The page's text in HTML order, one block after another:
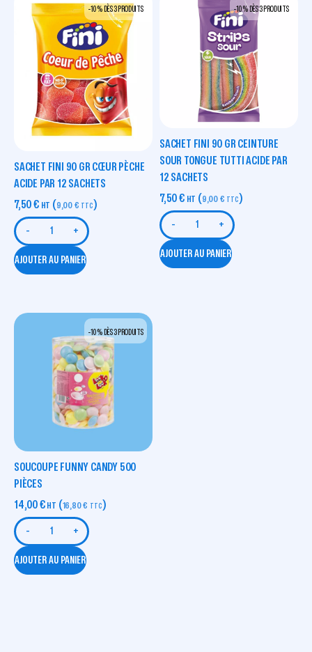
-10 % DÈS 3 PRODUITS
SACHET FINI 90 GR CŒUR PÈCHE
ACIDE PAR 12 SACHETS
7,50€ HT (9,00 € TTC)
- +
AJOUTER AU PANIER
-10 % DÈS 3 PRODUITS
SACHET FINI 90 GR CEINTURE
SOUR TONGUE TUTTI ACIDE PAR
12 SACHETS
7,50€ HT (9,00 € TTC)
- +
AJOUTER AU PANIER
-10 % DÈS 3 PRODUITS
SOUCOUPE FUNNY CANDY 500
PIÈCES
14,00€ HT (16,80€ TTC)
- +
AJOUTER AU PANIER